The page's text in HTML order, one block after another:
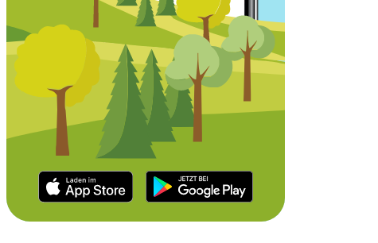
Schloss in
Klitschdorf
Kliczków
Raststätte für
Radfahrer